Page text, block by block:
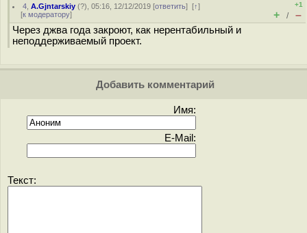
4 ,A.Gjntarskiy (?), 05:16, 12/12/2019 [ответить][↑]
[к модератору]
+1
+ / –
Через джва года закроют, как нерентабильный и
неподдерживаемый проект.
Добавить комментарий
Имя:
E-Mail:
Текст: